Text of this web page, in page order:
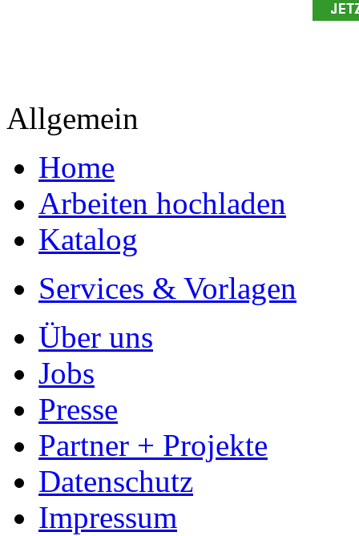
Allgemein
Home
Arbeiten hochladen
Katalog
Services & Vorlagen
Über uns
Jobs
Presse
Partner + Projekte
Datenschutz
Impressum